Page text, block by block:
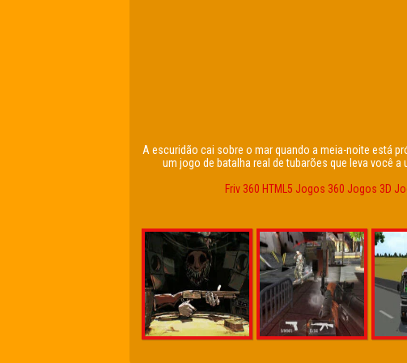
A escuridão cai sobre o mar quando a meia-noite está
um jogo de batalha real de tubarões que leva você
Friv 360 HTML5 Jogos 360 Jogos 3D